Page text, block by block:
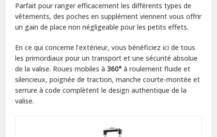
Parfait pour ranger efficacement les différents types de
vêtements, des poches en supplément viennent vous offrir
un gain de place non négligeable pour les petits effets.
En ce qui concerne l’extérieur, vous bénéficiez ici de tous
les primordiaux pour un transport et une sécurité absolue
de la valise. Roues mobiles à360° à roulement fluide et
silencieux, poignée de traction, manche courte-montée et
serrure à code complètent le design authentique de la
valise.